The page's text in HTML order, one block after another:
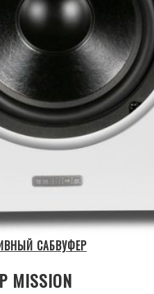
САБВУФЕР